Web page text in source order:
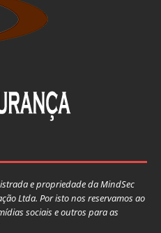
e propriedade da MindSec
Ltda. Por isto nos reservamos ao
sociais e outros para as